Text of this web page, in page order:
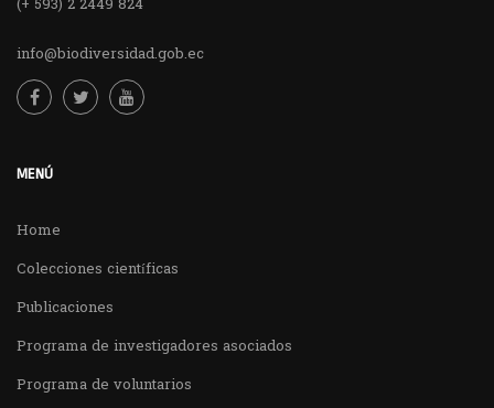
(+ 593) 2 2449 824
info@biodiversidad.gob.ec
MENÚ
Home
Colecciones científicas
Publicaciones
Programa de investigadores asociados
Programa de voluntarios